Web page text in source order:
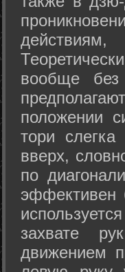
вообще без
положении
тори
вверх,
по
эффективен
захвате
движением